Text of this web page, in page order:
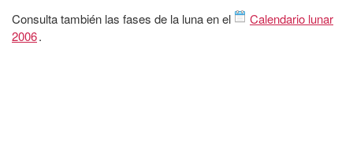
Consulta también las fases de la luna en el
Calendario lunar
2006.